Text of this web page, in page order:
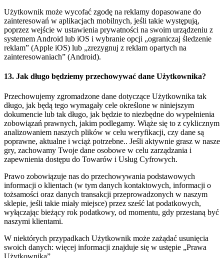
Użytkownik może wycofać zgodę na reklamy dopasowane do
zainteresowań w aplikacjach mobilnych, jeśli takie występują,
poprzez wejście w ustawienia prywatności na swoim urządzeniu z
systemem Android lub iOS i wybranie opcji „ograniczaj śledzenie
reklam” (Apple iOS) lub „zrezygnuj z reklam opartych na
zainteresowaniach” (Android).
13. Jak długo będziemy przechowywać dane Użytkownika?
Przechowujemy zgromadzone dane dotyczące Użytkownika tak
długo, jak będą tego wymagały cele określone w niniejszym
dokumencie lub tak długo, jak będzie to niezbędne do wypełnienia
zobowiązań prawnych, jakim podlegamy. Wiąże się to z cyklicznym
analizowaniem naszych plików w celu weryfikacji, czy dane są
poprawne, aktualne i wciąż potrzebne.. Jeśli aktywnie grasz w nasze
gry, zachowamy Twoje dane osobowe w celu zarządzania i
zapewnienia dostępu do Towarów i Usług Cyfrowych.
Prawo zobowiązuje nas do przechowywania podstawowych
informacji o klientach (w tym danych kontaktowych, informacji o
tożsamości oraz danych transakcji przeprowadzonych w naszym
sklepie, jeśli takie miały miejsce) przez sześć lat podatkowych,
wyłączając bieżący rok podatkowy, od momentu, gdy przestaną być
naszymi klientami.
W niektórych przypadkach Użytkownik może zażądać usunięcia
swoich danych: więcej informacji znajduje się w ustępie „Prawa
Użytkownika”.